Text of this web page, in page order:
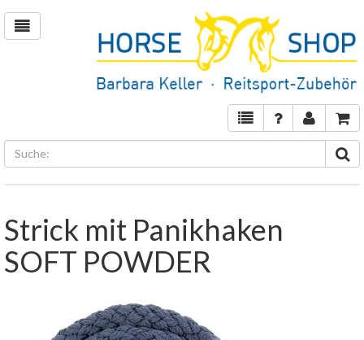
Strick mit Panikhaken
SOFT POWDER